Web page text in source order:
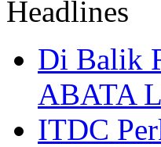
Di Balik
ABATA
ITDC